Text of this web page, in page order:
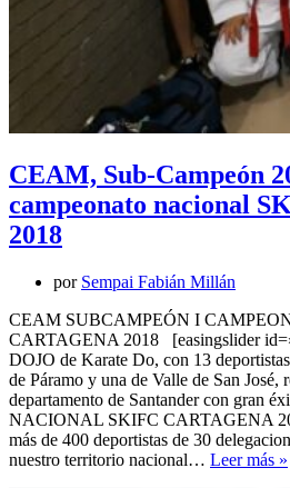
CEAM, Sub-Campeón
campeonato nacional
2018
por Sempai Fabián Millán
CEAM SUBCAMPEÓN I
CARTAGENA 2018 [easingslider
DOJO de Karate Do, con 13
de Páramo y una de Valle de San José,
departamento de Santander con gran
NACIONAL SKIFC CARTAGENA
más de 400 deportistas de 30
nuestro territorio nacional… Leer más »